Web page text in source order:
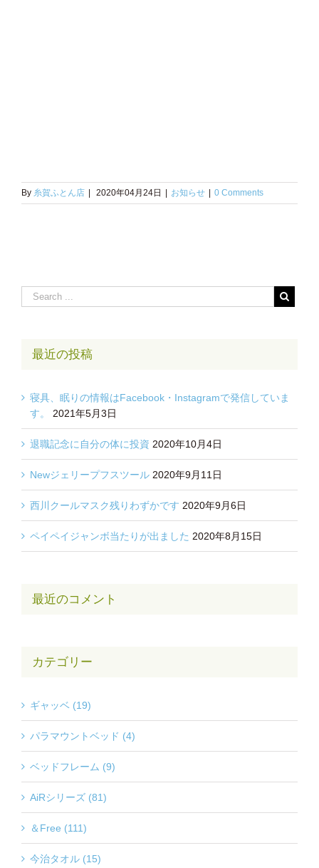
By 糸賀ふとん店 2020年04月24日 お知らせ 0 Comments
最近の投稿
寝具、眠りの情報はFacebook・Instagramで発信していま
す。
2021年5月3日
退職記念に自分の体に投資 2020年10月4日
Newジェリープフスツール 2020年9月11日
西川クールマスク残りわずかです 2020年9月6日
ペイペイジャンボ当たりが出ました 2020年8月15日
最近のコメント
カテゴリー
ギャッベ (19)
パラマウントベッド (4)
ベッドフレーム (9)
AiRシリーズ (81)
＆Free (111)
今治タオル (15)